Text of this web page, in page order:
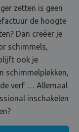
zetten is geen
de hoogte
Dan creëer je
schimmels,
ook je
schimmelplekken,
verf … Allemaal
inschakelen